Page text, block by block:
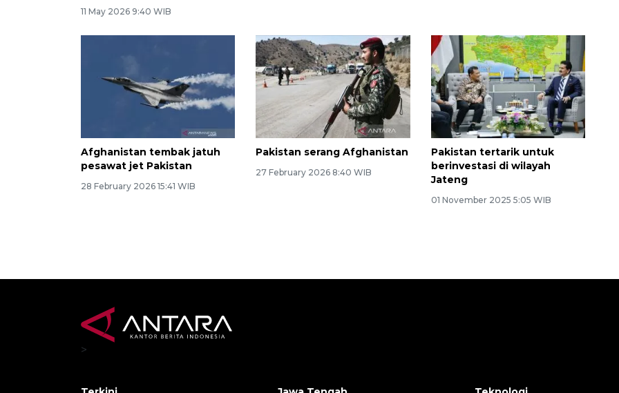
11 May 2026 9:40 WIB
Afghanistan tembak jatuh
pesawat jet Pakistan
28 February 2026 15:41 WIB
Pakistan serang Afghanistan
27 February 2026 8:40 WIB
Pakistan tertarik untuk
berinvestasi di wilayah
Jateng
01 November 2025 5:05 WIB
>